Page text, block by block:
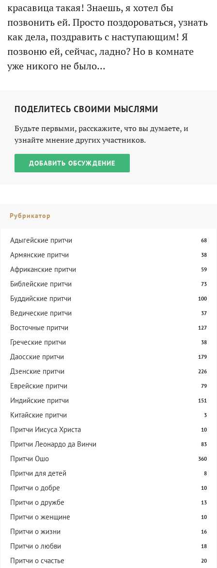
красавица такая! Знаешь, я хотел бы
позвонить ей. Просто поздороваться, узнать
как дела, поздравить с наступающим! Я
позвоню ей, сейчас, ладно? Но в комнате
уже никого не было...
ПОДЕЛИТЕСЬ СВОИМИ МЫСЛЯМИ
Будьте первыми, расскажите, что вы думаете, и
узнайте мнение других участников.
ДОБАВИТЬ ОБСУЖДЕНИЕ
Рубрикатор
Адыгейские притчи 68
Армянские притчи 38
Африканские притчи 59
Библейские притчи 73
Буддийские притчи 100
Ведические притчи 37
Восточные притчи 127
Греческие притчи 38
Даосские притчи 179
Дзенские притчи 226
Еврейские притчи 79
Индийские притчи 151
Китайские притчи 3
Притчи Иисуса Христа 10
Притчи Леонардо да Винчи 83
Притчи Ошо 360
Притчи для детей 8
Притчи о добре 10
Притчи о дружбе 13
Притчи о женщине 10
Притчи о жизни 16
Притчи о любви 18
Притчи о счастье 20